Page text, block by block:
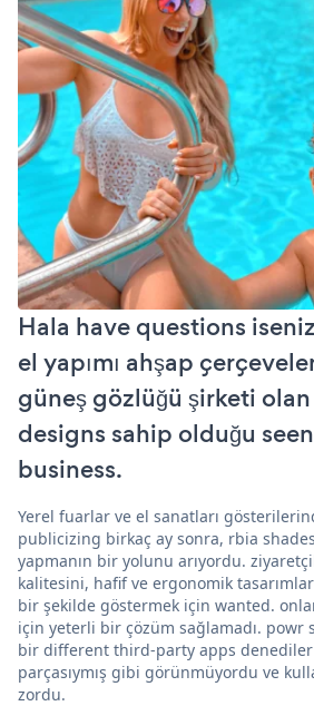
Hala have questions
el yapımı ahşap
güneş gözlüğü şirketi
designs sahip olduğu
business.
Yerel fuarlar ve el sanatları
publicizing birkaç ay sonra, rbia
yapmanın bir yolunu arıyordu.
kalitesini, hafif ve ergonomik
bir şekilde göstermek için wanted.
için yeterli bir çözüm sağlamadı. powr
bir different third-party apps
parçasıymış gibi görünmüyordu ve
zordu.